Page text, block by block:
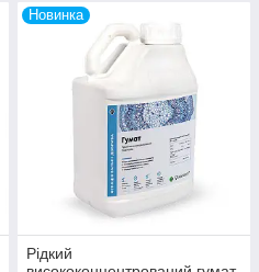
Новинка
Рідкий